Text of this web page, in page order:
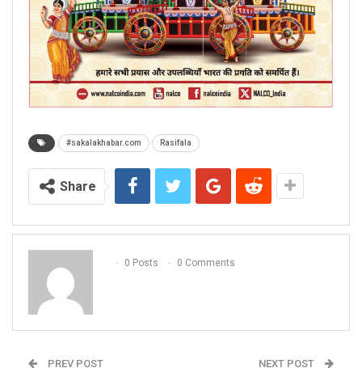
#sakalakhabar.com Rasifala
Share
0 Posts 0 Comments
PREV POST NEXT POST